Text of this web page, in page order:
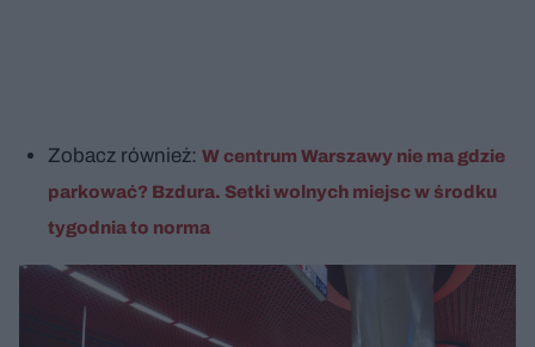
Zobacz również: W centrum Warszawy nie ma gdzie
parkować? Bzdura. Setki wolnych miejsc w środku
tygodnia to norma